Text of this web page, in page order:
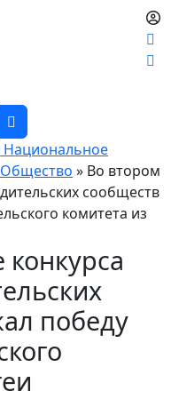
Национальное
Общество » Во втором
сообществ
комитета из
победу